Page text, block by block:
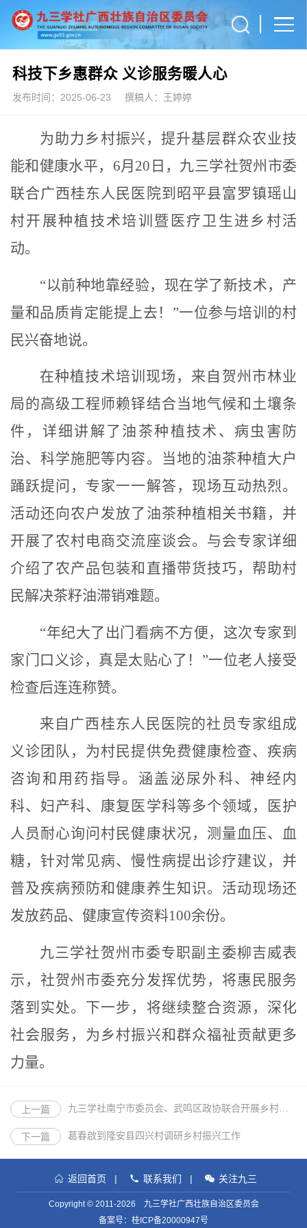
科技下乡惠群众 义诊服务暖人心
发布时间：2025-06-23 撰稿人：王婷婷
为助力乡村振兴，提升基层群众农业技
能和健康水平， 6月20日 ，九三学社贺州市委
联合广西桂东人民医院到昭平县富罗镇瑶山
村开展种植技术培训暨医疗卫生进乡村活
动。
“以前种地靠经验，现在学了新技术，产
量和品质肯定能提上去！”一位参与培训的村
民兴奋地说。
在种植技术培训现场， 来自贺州市林业
局的高级工程师赖铎结合当地气候和土壤条
件， 详细讲解了油茶种植技术 、病虫害防
治、科学施肥等内容。
当地的油茶种植大户
踊跃提问，专家一一解答，现场互动热烈。
活动还向农户发放了 油茶种植相关书籍，并
开展了农村电商交流座谈会。与会专家详细
介绍了农产品包装和直播带货技巧， 帮助村
民解决茶籽油滞销难题。
“年纪大了出门看病不方便，这次专家到
家门口义诊，真是太贴心了！”一位老人接受
检查后连连称赞。
来自 广西桂东人民医院的社员专家组成
义诊团队，为村民提供免费健康检查、疾病
咨询和用药指导。涵盖 泌尿外科、神经内
科、妇产科、康复医学科等多个领域，医护
人员耐心询问村民健康状况，测量血压、血
糖，针对常见病、慢性病提出诊疗建议，并
普及疾病预防和健康养生知识。活动现场还
发放药品、 健康宣传资料100余份。
九三学社贺州市委专职副主委柳吉威表
示，社贺州市委充分发挥优势 ， 将惠民服务
落到实处。 下一步 ，将继续整合资源，深化
社会服务，为乡村振兴和群众福祉贡献更多
力量。
上一篇
下一篇 葛春啟到隆安县四兴村调研乡村振兴工作
返回首页 | 联系我们 | 关注九三
Copyright © 2011-2026 九三学社广西壮族自治区委员会
备案号： 桂ICP备20000947号